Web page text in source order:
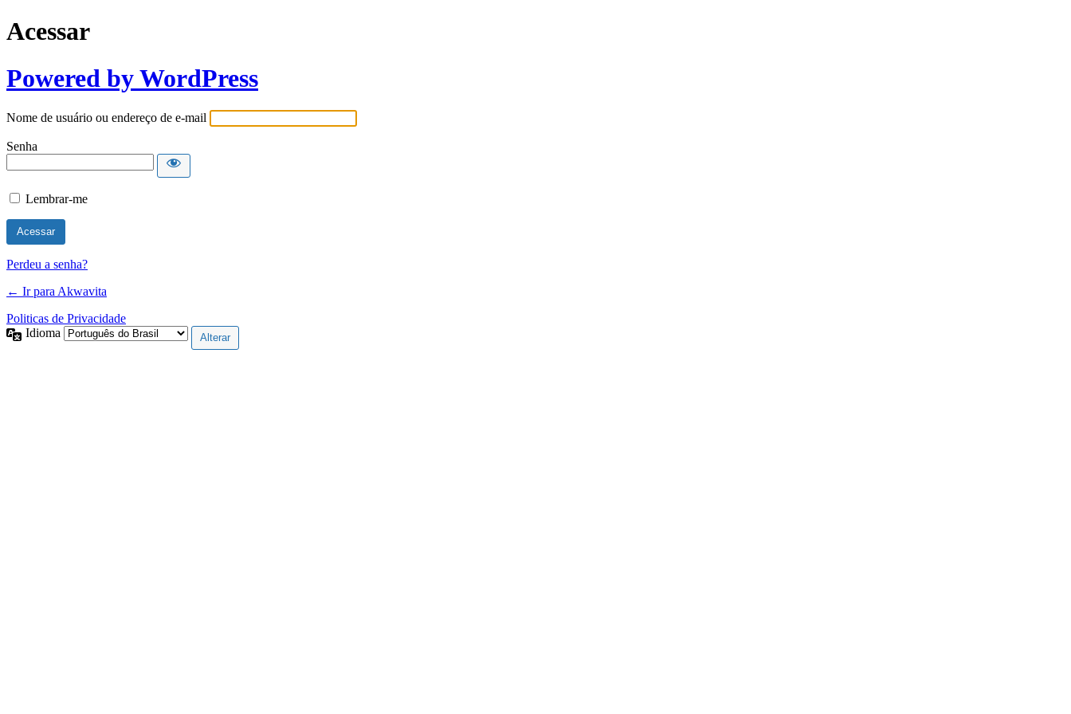
Acessar
Powered by WordPress
Nome de usuário ou endereço de e-mail
Senha
Lembrar-me
Perdeu a senha?
← Ir para Akwavita
Politicas de Privacidade
Idioma